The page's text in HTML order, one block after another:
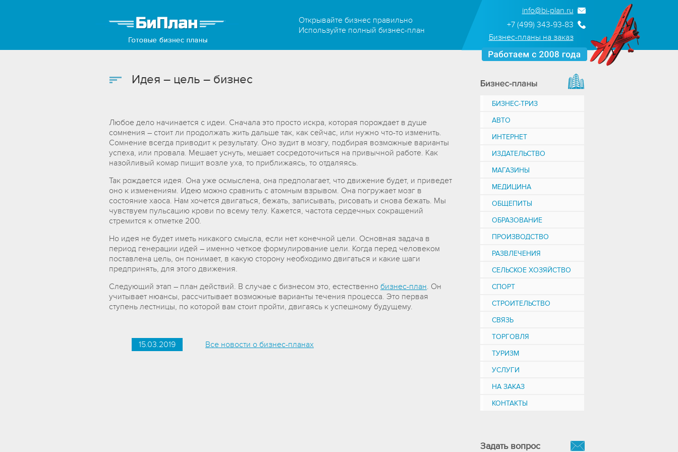
Открывайте бизнес правильно
Используйте полный бизнес-план
info@bi-plan.ru
+7 (499) 343-93-83
Бизнес-планы на заказ
Идея – цель – бизнес
Любое дело начинается с идеи. Сначала это просто искра, которая порождает в душе
сомнения – стоит ли продолжать жить дальше так, как сейчас, или нужно что-то изменить.
Сомнение всегда приводит к результату. Оно зудит в мозгу, подбирая возможные варианты
успеха, или провала. Мешает уснуть, мешает сосредоточиться на привычной работе. Как
назойливый комар пищит возле уха, то приближаясь, то отдаляясь.
Так рождается идея. Она уже осмыслена, она предполагает, что движение будет, и приведет
оно к изменениям. Идею можно сравнить с атомным взрывом. Она погружает мозг в
состояние хаоса. Нам хочется двигаться, бежать, записывать, рисовать и снова бежать. Мы
чувствуем пульсацию крови по всему телу. Кажется, частота сердечных сокращений
стремится к отметке 200.
Но идея не будет иметь никакого смысла, если нет конечной цели. Основная задача в
период генерации идей – именно четкое формулирование цели. Когда перед человеком
поставлена цель, он понимает, в какую сторону необходимо двигаться и какие шаги
предпринять, для этого движения.
Следующий этап – план действий. В случае с бизнесом это, естественно бизнес-план. Он
учитывает нюансы, рассчитывает возможные варианты течения процесса. Это первая
ступень лестницы, по которой вам стоит пройти, двигаясь к успешному будущему.
15.03.2019 Все новости о бизнес-планах
БИЗНЕС-ТРИЗ
АВТО
ИНТЕРНЕТ
ИЗДАТЕЛЬСТВО
МАГАЗИНЫ
МЕДИЦИНА
ОБЩЕПИТЫ
ОБРАЗОВАНИЕ
ПРОИЗВОДСТВО
РАЗВЛЕЧЕНИЯ
СЕЛЬСКОЕ ХОЗЯЙСТВО
СПОРТ
СТРОИТЕЛЬСТВО
СВЯЗЬ
ТОРГОВЛЯ
ТУРИЗМ
УСЛУГИ
НА ЗАКАЗ
КОНТАКТЫ
Задать вопрос